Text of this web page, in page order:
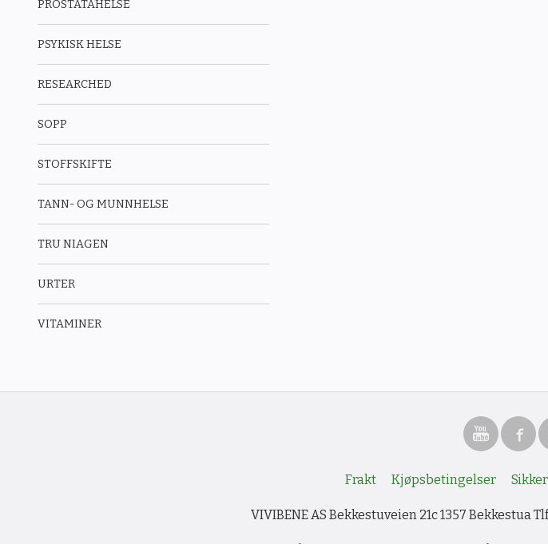
PROSTATAHELSE
PSYKISK HELSE
RESEARCHED
SOPP
STOFFSKIFTE
TANN- OG MUNNHELSE
TRU NIAGEN
URTER
VITAMINER
Frakt Kjøpsbetingelser
VIVIBENE AS Bekkestuveien 21c 1357 Bekkestua